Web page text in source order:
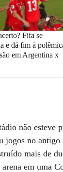
Fifa se
e dá fim à
em Argentina x
não esteve
jogos no
mais de
em uma